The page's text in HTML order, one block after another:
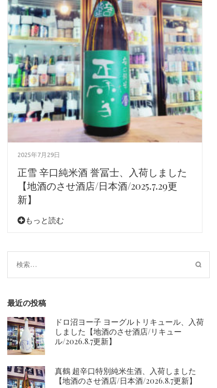
2025年7月29日
正雪 辛口純米酒 誉冨士、入荷しました
【地酒のさせ酒店/日本酒/2025.7.29更
新】
もっと読む
検
索:
最近の投稿
ドロ沼ヨー子 ヨーグルトリキュール、入荷
しました【地酒のさせ酒店/リキュー
ル/2026.8.7更新】
真鶴 超辛口特別純米生酒、入荷しました
【地酒のさせ酒店/日本酒/2026.8.7更新】